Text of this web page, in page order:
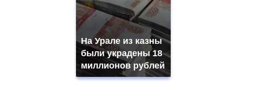
На Урале из казны
были украдены 18
миллионов рублей